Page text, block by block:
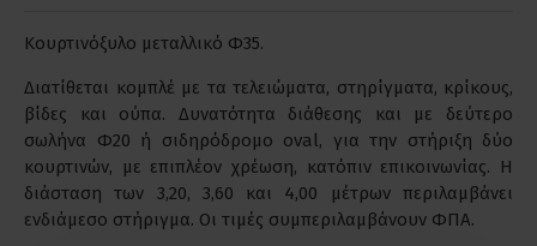
Κουρτινόξυλο μεταλλικό Φ35.
Διατίθεται κομπλέ με τα τελειώματα, στηρίγματα, κρίκους,
βίδες και ούπα. Δυνατότητα διάθεσης και με δεύτερο
σωλήνα Φ20 ή σιδηρόδρομο oval, για την στήριξη δύο
κουρτινών, με επιπλέον χρέωση, κατόπιν επικοινωνίας. Η
διάσταση των 3,20, 3,60 και 4,00 μέτρων περιλαμβάνει
ενδιάμεσο στήριγμα. Οι τιμές συμπεριλαμβάνουν ΦΠΑ.